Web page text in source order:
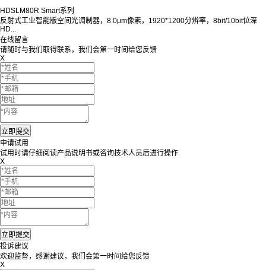
HDSLM80R Smart系列
反射式工业智能版空间光调制器，8.0μm像素，1920*1200分辨率，8bit/10bit位深
HD...
在线留言
请随时与我们取得联系，我们会第一时间给您反馈
X
申请试用
试用时请仔细阅读产品说明书或咨询技术人员后进行操作
X
投诉建议
欢迎监督，感谢建议，我们会第一时间给您反馈
X